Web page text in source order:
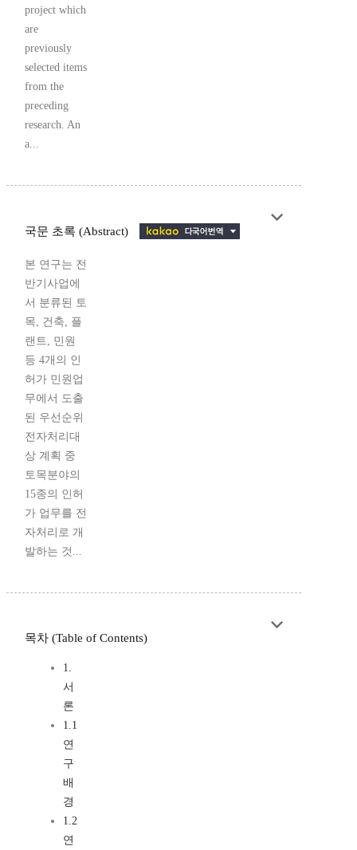
project which
are
previously
selected items
from the
preceding
research. An
a...
국문 초록 (Abstract)
본 연구는 전
반기사업에
서 분류된 토
목, 건축, 플
랜트, 민원
등 4개의 인
허가 민원업
무에서 도출
된 우선순위
전자처리대
상 계획 중
토목분야의
15종의 인허
가 업무를 전
자처리로 개
발하는 것...
목차 (Table of Contents)
1.
서
론
1.1
연
구
배
경
1.2
연